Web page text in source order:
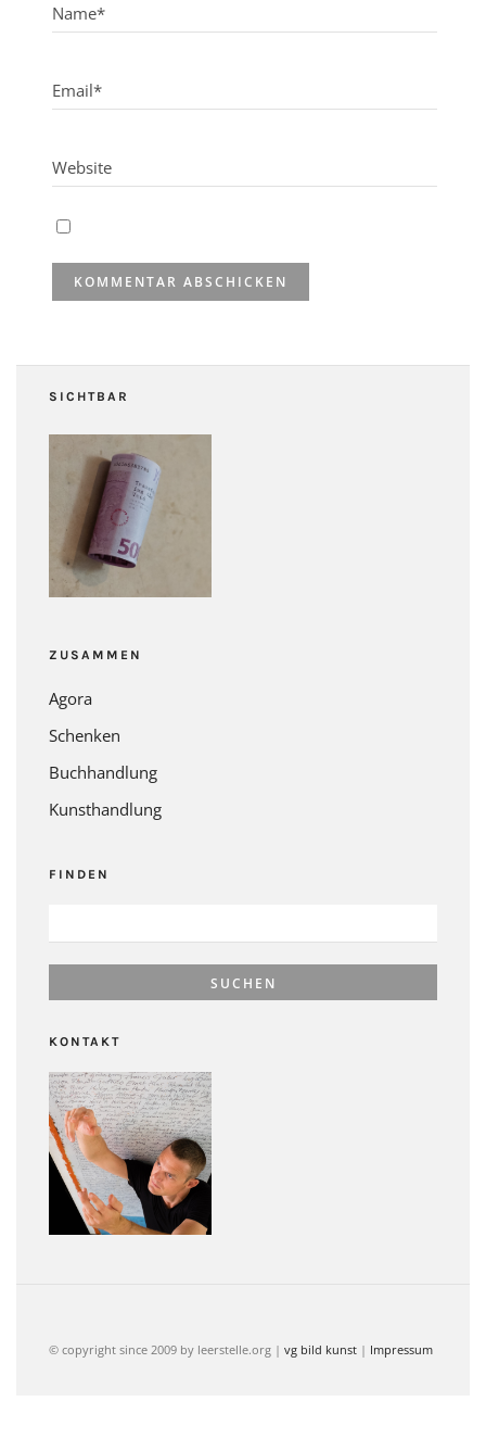
SICHTBAR
ZUSAMMEN
Agora
Schenken
Buchhandlung
Kunsthandlung
FINDEN
NACH:
KONTAKT
© copyright since 2009 by leerstelle.org | vg bild kunst | Impressum